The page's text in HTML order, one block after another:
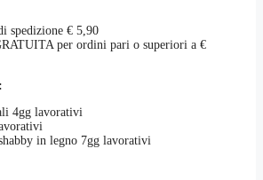
spedizione € 5,90
per ordini pari o superiori a €
4gg lavorativi
in legno 7gg lavorativi